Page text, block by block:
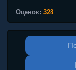
Оценок: 328